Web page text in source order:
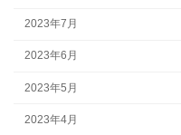
2023年7月
2023年6月
2023年5月
2023年4月